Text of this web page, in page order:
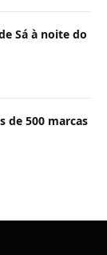
Sá à noite do
de 500 marcas